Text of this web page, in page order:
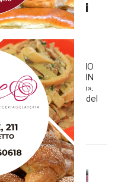
in ritiro? Ci
GRB
A COLLOQUIO
LA PARTITA IN
Ci sto riflettendo».
Fedeli sulle colonne del